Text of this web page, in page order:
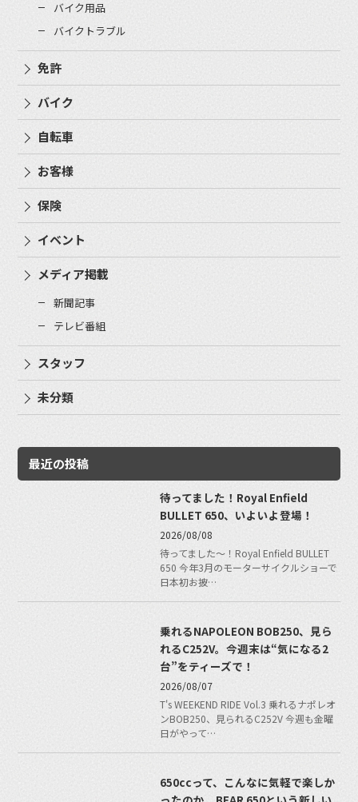
バイク用品
バイクトラブル
免許
バイク
自転車
お客様
保険
イベント
メディア掲載
新聞記事
テレビ番組
スタッフ
未分類
最近の投稿
待ってました！Royal Enfield
BULLET 650、いよいよ登場！
2026/08/08
待ってました〜！Royal Enfield BULLET
650 今年3月のモーターサイクルショーで
日本初お披…
乗れるNAPOLEON BOB250、見ら
れるC252V。今週末は“気になる2
台”をティーズで！
2026/08/07
T's WEEKEND RIDE Vol.3 乗れるナポレオ
ンBOB250、見られるC252V 今週も金曜
日がやって…
650ccって、こんなに気軽で楽しか